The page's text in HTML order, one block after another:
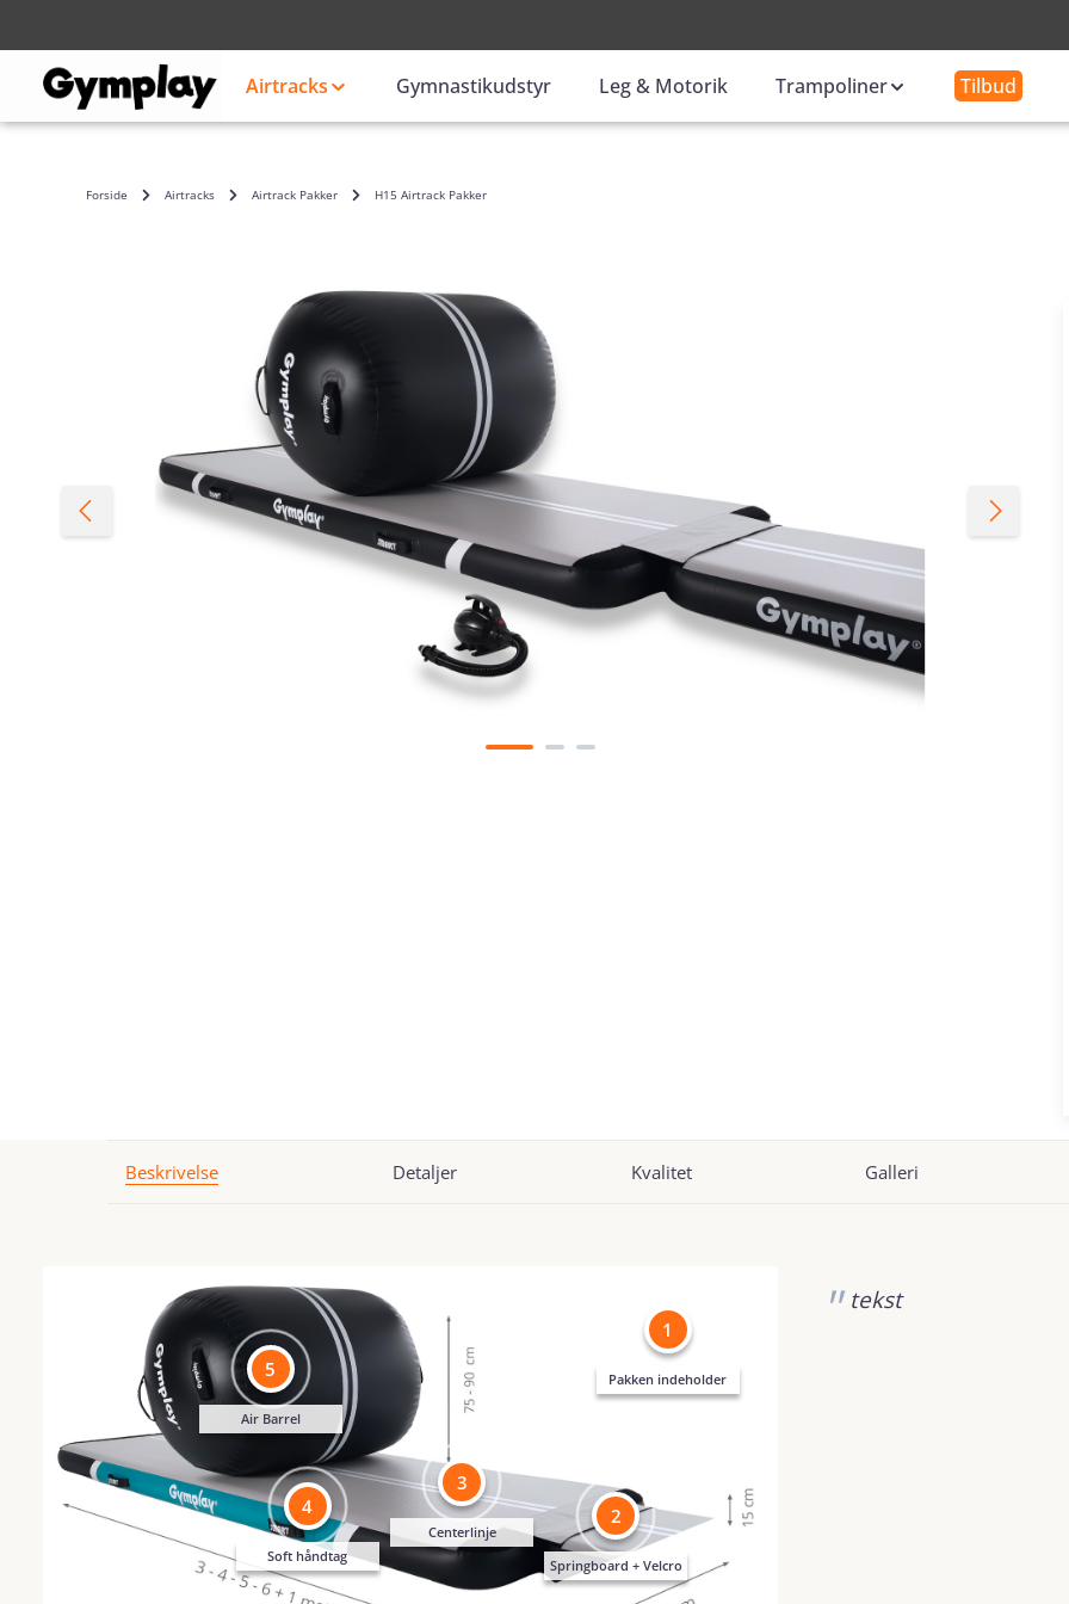
Airtracks Gymnastikudstyr Leg & Motorik Trampoliner Tilbud
Forside Airtracks Airtrack Pakker H15 Airtrack Pakker
Beskrivelse Detaljer Kvalitet Galleri
Pakken indeholder
1
Springboard + Velcro
2
Centerlinje
3
Soft håndtag
4
Air Barrel
5
tekst